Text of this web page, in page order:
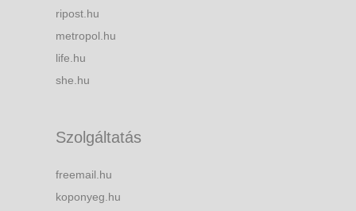
ripost.hu
metropol.hu
life.hu
she.hu
Szolgáltatás
freemail.hu
koponyeg.hu